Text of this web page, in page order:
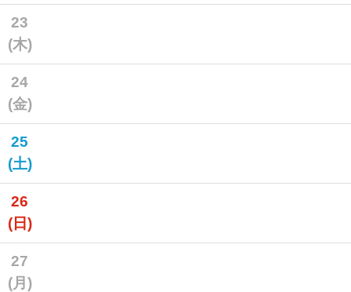
23
(木)
24
(金)
25
(土)
26
(日)
27
(月)